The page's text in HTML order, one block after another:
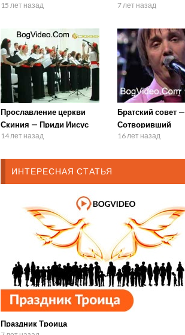
15 лет назад 7 лет назад
Прославление церкви
Скиния — Приди Иисус
14 лет назад
Братский совет —
Сотворивший
16 лет назад
ИНТЕРЕСНАЯ СТАТЬЯ
Праздник Троица